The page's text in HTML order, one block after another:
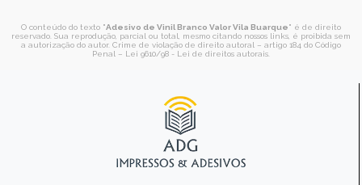
O conteúdo do texto "Adesivo de Vinil Branco Valor Vila Buarque" é de direito
reservado. Sua reprodução, parcial ou total, mesmo citando nossos links, é proibida sem
a autorização do autor. Crime de violação de direito autoral – artigo 184 do Código
Penal – Lei 9610/98 - Lei de direitos autorais